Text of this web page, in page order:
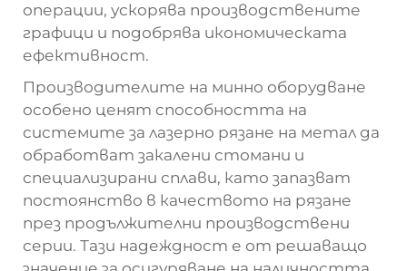
операции, ускорява производствените
графици и подобрява икономическата
ефективност.
Производителите на минно оборудване
особено ценят способността на
системите за лазерно рязане на метал да
обработват закалени стомани и
специализирани сплави, като запазват
постоянство в качеството на рязане
през продължителни производствени
серии. Тази надеждност е от решаващо